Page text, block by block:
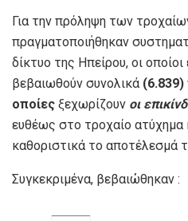
Για την πρόληψη των
πραγματοποιήθηκαν
δίκτυο της Ηπείρου, οι
βεβαιωθούν συνολικά (6.839)
οποίες ξεχωρίζουν οι
ευθέως στο τροχαίο ατύχημα
καθοριστικά το αποτέλεσμά
Συγκεκριμένα, βεβαιώθηκαν :